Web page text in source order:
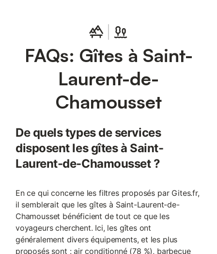
FAQs: Gîtes à Saint-
Laurent-de-
Chamousset
De quels types de services
disposent les gîtes à Saint-
Laurent-de-Chamousset ?
En ce qui concerne les filtres proposés par Gites.fr,
il semblerait que les gîtes à Saint-Laurent-de-
Chamousset bénéficient de tout ce que les
voyageurs cherchent. Ici, les gîtes ont
généralement divers équipements, et les plus
proposés sont : air conditionné (78 %), barbecue